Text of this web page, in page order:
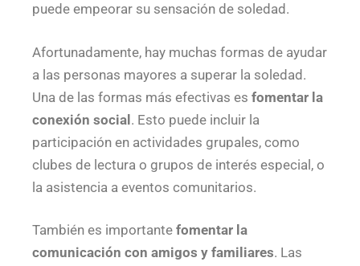
puede empeorar su sensación de soledad.
Afortunadamente, hay muchas formas de ayudar
a las personas mayores a superar la soledad.
Una de las formas más efectivas es fomentar la
conexión social. Esto puede incluir la
participación en actividades grupales, como
clubes de lectura o grupos de interés especial, o
la asistencia a eventos comunitarios.
También es importante fomentar la
comunicación con amigos y familiares. Las